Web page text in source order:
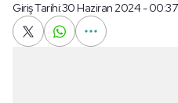
Giriş Tarihi:30 Haziran 2024 - 00:37